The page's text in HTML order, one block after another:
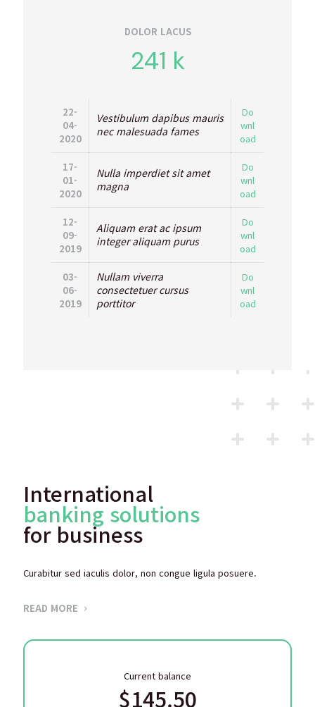
DOLOR LACUS
241 k
22-
04-
2020
Vestibulum dapibus mauris
nec malesuada fames
Do
wnl
oad
17-
01-
2020
Nulla imperdiet sit amet
magna
Do
wnl
oad
12-
09-
2019
Aliquam erat ac ipsum
integer aliquam purus
Do
wnl
oad
03-
06-
2019
Nullam viverra
consectetuer cursus
porttitor
Do
wnl
oad
International
banking solutions
for business
Curabitur sed iaculis dolor, non congue ligula posuere.
READ MORE
Current balance
$145.50